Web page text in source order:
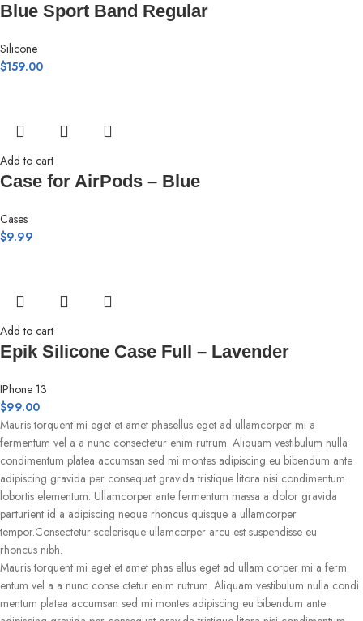
Blue Sport Band Regular
Silicone
$159.00
Add to cart
Case for AirPods – Blue
Cases
$9.99
Add to cart
Epik Silicone Case Full – Lavender
IPhone 13
$99.00
Mauris torquent mi eget et amet phasellus eget ad ullamcorper mi a
fermentum vel a a nunc consectetur enim rutrum. Aliquam vestibulum nulla
condimentum platea accumsan sed mi montes adipiscing eu bibendum ante
adipiscing gravida per consequat gravida tristique litora nisi condimentum
lobortis elementum. Ullamcorper ante fermentum massa a dolor gravida
parturient id a adipiscing neque rhoncus quisque a ullamcorper
tempor.Consectetur scelerisque ullamcorper arcu est suspendisse eu
rhoncus nibh.
Mauris torquent mi eget et amet phas ellus eget ad ullam corper mi a ferm
entum vel a a nunc conse ctetur enim rutrum. Aliquam vestibulum nulla condi
mentum platea accumsan sed mi montes adipiscing eu bibendum ante